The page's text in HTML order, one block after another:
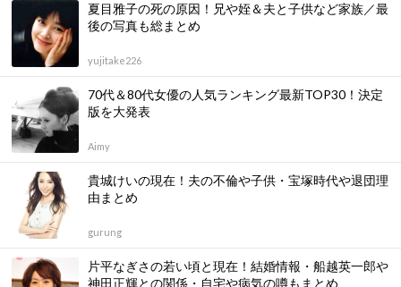
夏目雅子の死の原因！兄や姪＆夫と子供など家族／最
後の写真も総まとめ
yujitake226
70代＆80代女優の人気ランキング最新TOP30！決定
版を大発表
Aimy
貴城けいの現在！夫の不倫や子供・宝塚時代や退団理
由まとめ
gurung
片平なぎさの若い頃と現在！結婚情報・船越英一郎や
神田正輝との関係・自宅や病気の噂もまとめ